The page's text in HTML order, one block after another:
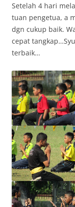
Setelah 4 hari
tuan pengetua, a
dgn cukup baik.
cepat
terbaik…